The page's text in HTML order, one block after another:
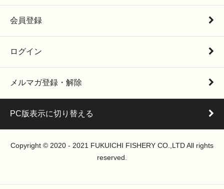
会員登録
ログイン
メルマガ登録・解除
PC版表示に切り替える
Copyright © 2020 - 2021 FUKUICHI FISHERY CO.,LTD All rights
reserved.